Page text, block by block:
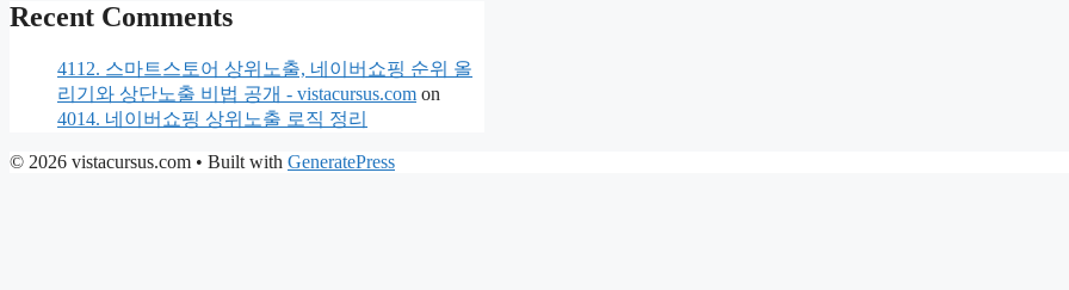
Recent Comments
4112. 스마트스토어 상위노출, 네이버쇼핑 순위 올
리기와 상단노출 비법 공개 - vistacursus.com on
4014. 네이버쇼핑 상위노출 로직 정리
© 2026 vistacursus.com • Built with GeneratePress